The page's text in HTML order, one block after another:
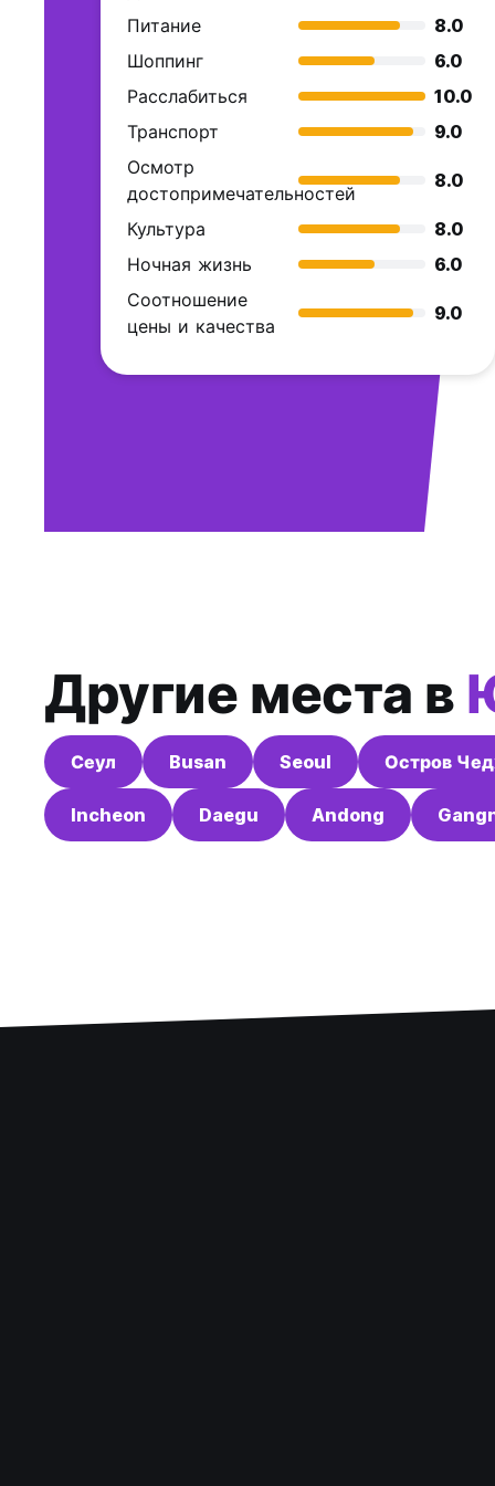
Питание
8.0
Шоппинг
6.0
Расслабиться
10.0
Транспорт
9.0
Осмотр
достопримечательностей
8.0
Культура
8.0
Ночная жизнь
6.0
Соотношение
цены и качества
9.0
Другие места в
Сеул Busan Seoul Остров
Incheon Daegu Andong